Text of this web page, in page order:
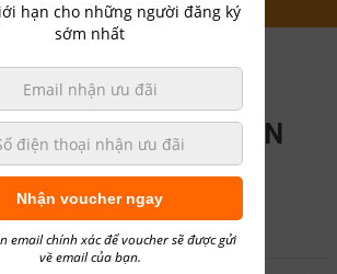
hoàn toàn mới tại Việt Nam
MẮT VIOS 2019 HOÀN
VIỆT NAM
Tin Tức
Đánh giá xe
hailong01
hạn cho những người đăng ký
sớm nhất
Nhận voucher ngay
email chính xác để voucher sẽ được gửi
về email của bạn.